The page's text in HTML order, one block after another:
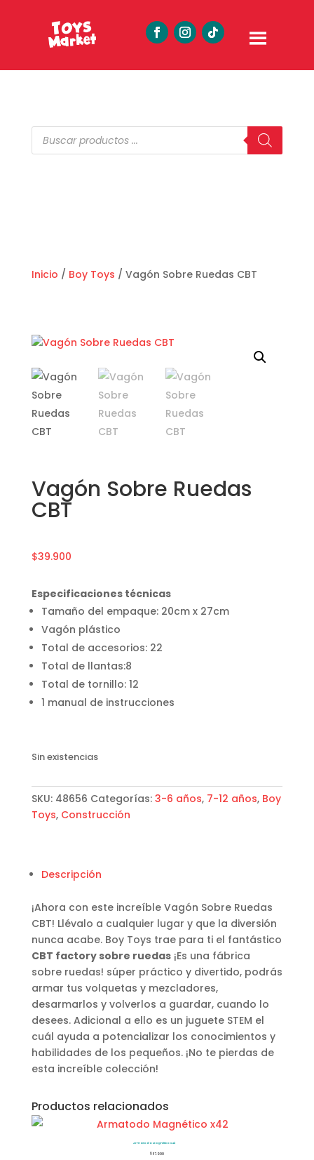
Búsqueda
de
productos
Inicio / Boy Toys / Vagón Sobre Ruedas CBT
Vagón Sobre Ruedas
CBT
$39.900
Especificaciones técnicas
Tamaño del empaque: 20cm x 27cm
Vagón plástico
Total de accesorios: 22
Total de llantas:8
Total de tornillo: 12
1 manual de instrucciones
Sin existencias
SKU: 48656 Categorías: 3-6 años, 7-12 años, Boy
Toys, Construcción
Descripción
¡Ahora con este increíble Vagón Sobre Ruedas
CBT! Llévalo a cualquier lugar y que la diversión
nunca acabe. Boy Toys trae para ti el fantástico
CBT factory sobre ruedas¡Es una fábrica
sobre ruedas! súper práctico y divertido, podrás
armar tus volquetas y mezcladores,
desarmarlos y volverlos a guardar, cuando lo
desees. Adicional a ello es un juguete STEM el
cuál ayuda a potencializar los conocimientos y
habilidades de los pequeños. ¡No te pierdas de
esta increíble colección!
Productos relacionados
Armatodo Magnético x42
$87.900